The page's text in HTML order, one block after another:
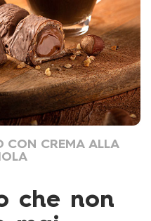
CON CREMA ALLA
che non